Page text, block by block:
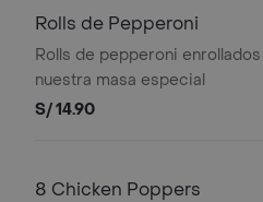
Rolls de Pepperoni
Rolls de pepperoni
nuestra masa especial
S/ 14.90
8 Chicken Poppers